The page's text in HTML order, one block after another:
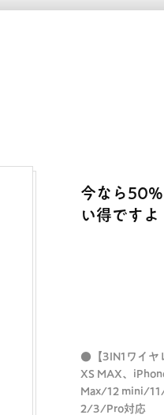
今なら
い得ですよ
●【3IN1ワイヤ
XS MAX、
Max/12 mini/
2/3/Pro対応